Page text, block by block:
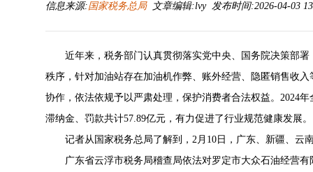
信息来源:国家税务总局文章编辑:lvy 发布时间:2026-04-03
近年来，税务部门认真贯彻落实党中央、国务院决策部
秩序，针对加油站存在加油机作弊、账外经营、隐匿销售收
协作，依法依规予以严肃处理，保护消费者合法权益。2024
滞纳金、罚款共计57.89亿元，有力促进了行业规范健康发展。
记者从国家税务总局了解到，2月10日，广东、新疆、云
广东省云浮市税务局稽查局依法对罗定市大众石油经营